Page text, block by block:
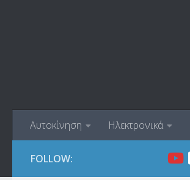
Αυτοκίνηση Ηλεκτρονικά
FOLLOW: